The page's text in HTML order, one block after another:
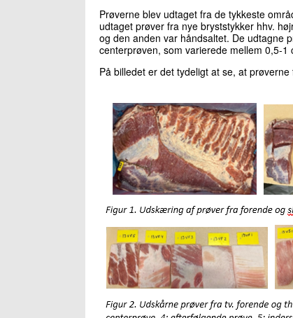
Prøverne blev udtaget fra de tykkeste
udtaget prøver fra nye bryststykker hhv.
og den anden var håndsaltet. De
centerprøven, som varierede mellem 0,5-
På billedet er det tydeligt at se, at